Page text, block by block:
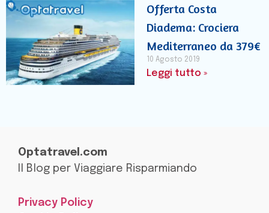
Offerta Costa
Diadema: Crociera
Mediterraneo da 379€
10 Agosto 2019
Leggi tutto »
Optatravel.com
Il Blog per Viaggiare Risparmiando
Privacy Policy